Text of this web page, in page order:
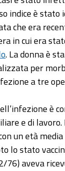
indice è
che era
in cui era
. La donna è
per
a tre
è
e di
un età
lo stato
76) aveva